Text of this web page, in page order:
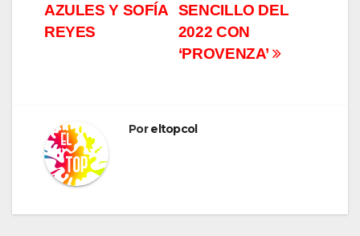
SENCILLO DEL
2022 CON
‘PROVENZA’
AZULES Y SOFÍA
REYES
Poreltopcol